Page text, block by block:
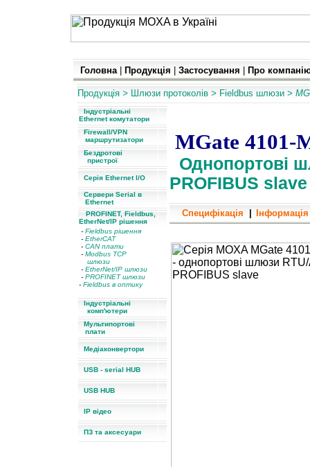
Головна| Продукція Застосування Про
Продукція > Шлюзи протоколів > Fieldbus шлюзи >
Індустріальні
Ethernet комутатори
Firewall/VPN
маршрутизатори
Бездротові
пристрої
Серія Ethernet I/O
Сервери Serial в
Ethernet
PROFINET, Fieldbus,
EtherNet/IP рішення
- Fieldbus рішення
- EtherCAT
- CAN плати
- Modbus TCP
шлюзи
- EtherNet/IP шлюзи
- PROFINET шлюзи
- Fieldbus в оптику
Індустріальні
комп'ютери
Мультипортові
плати
Медіаконвертори
USB - serial HUB
USB HUB
IP відео
ПЗ та аксесуари
MGate 4101-
Однопортові
PROFIBUS slave
Специфікація